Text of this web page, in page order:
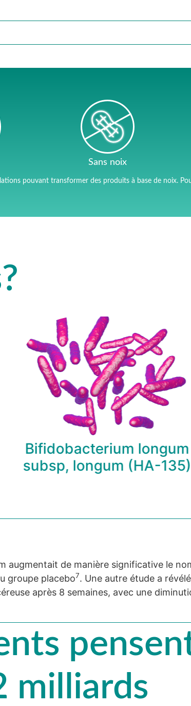
Sans noix
pouvant transformer des produits à base de noix.
Bifidobacterium longum
subsp, longum (HA-135)
augmentait de manière significative le
groupe placebo7. Une autre étude a
après 8 semaines, avec une
milliards